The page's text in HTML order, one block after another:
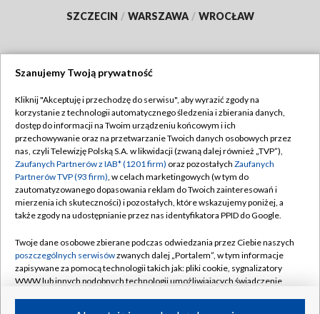
SZCZECIN / WARSZAWA / WROCŁAW
TVP
Abonament TVP
Emisja w TVP
Centrum informacji TVP
Naziemna Telewizja Cyfrowa
Rada Programowa
System NOS
Informacje o nadawcy
Regulamin TVP
Polityka prywatności
Moje zgody
Pomoc
Kontakt
Kanały
Szanujemy Twoją prywatność
Kliknij "Akceptuję i przechodzę do serwisu", aby wyrazić zgody na
korzystanie z technologii automatycznego śledzenia i zbierania danych,
dostęp do informacji na Twoim urządzeniu końcowym i ich
przechowywanie oraz na przetwarzanie Twoich danych osobowych przez
nas, czyli Telewizję Polską S.A. w likwidacji (zwaną dalej również „TVP”),
Zaufanych Partnerów z IAB* (1201 firm) oraz pozostałych Zaufanych
Partnerów TVP (93 firm), w celach marketingowych (w tym do
zautomatyzowanego dopasowania reklam do Twoich zainteresowań i
mierzenia ich skuteczności) i pozostałych, które wskazujemy poniżej, a
także zgody na udostępnianie przez nas identyfikatora PPID do Google.
Twoje dane osobowe zbierane podczas odwiedzania przez Ciebie naszych
poszczególnych serwisówzwanych dalej „Portalem”, w tym informacje
zapisywane za pomocą technologii takich jak: pliki cookie, sygnalizatory
WWW lub innych podobnych technologii umożliwiających świadczenie